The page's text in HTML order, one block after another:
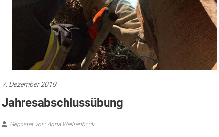
7. Dezember 2019
Gepostet von: Anna Weißenböck
der FF Natschbach für dieses Jahr statt. Übungsannahme war, dass